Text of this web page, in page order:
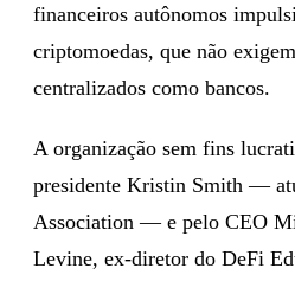
financeiros autônomos
criptomoedas, que não
centralizados como bancos.
A organização sem fins
presidente Kristin Smith —
Association — e pelo CEO
Levine, ex-diretor do DeFi